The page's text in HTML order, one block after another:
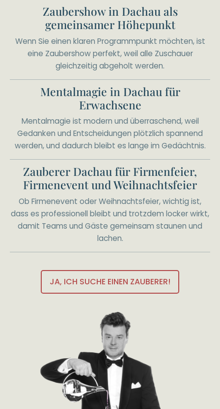
Zaubershow in Dachau als
gemeinsamer Höhepunkt
Wenn Sie einen klaren Programmpunkt möchten, ist
eine Zaubershow perfekt, weil alle Zuschauer
gleichzeitig abgeholt werden.
Mentalmagie in Dachau für
Erwachsene
Mentalmagie ist modern und überraschend, weil
Gedanken und Entscheidungen plötzlich spannend
werden, und dadurch bleibt es lange im Gedächtnis.
Zauberer Dachau für Firmenfeier,
Firmenevent und Weihnachtsfeier
Ob Firmenevent oder Weihnachtsfeier, wichtig ist,
dass es professionell bleibt und trotzdem locker wirkt,
damit Teams und Gäste gemeinsam staunen und
lachen.
JA, ICH SUCHE EINEN ZAUBERER!